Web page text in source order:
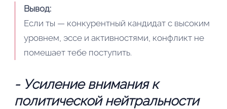
Вывод:
Если ты — конкурентный кандидат с высоким
уровнем, эссе и активностями, конфликт не
помешает тебе поступить.
- Усиление внимания к
политической нейтральности